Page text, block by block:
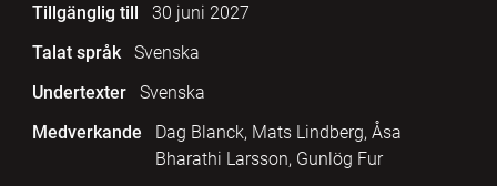
Tillgänglig till
30 juni 2027
Talat språk
Svenska
Undertexter
Svenska
Medverkande
Dag Blanck, Mats Lindberg, Åsa
Bharathi Larsson, Gunlög Fur